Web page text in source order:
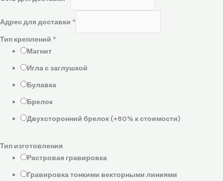
Адрес для доставки *
Тип креплений *
Магнит
Игла с заглушкой
Булавка
Брелок
Двухсторонний брелок (+80% к стоимости)
Тип изготовления
Растровая гравировка
Гравировка тонкими векторными линиями